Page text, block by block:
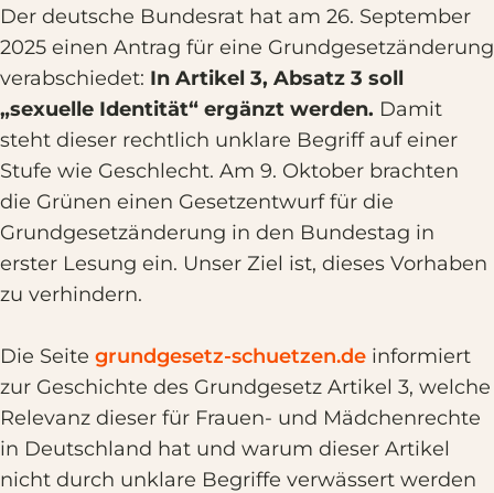
Der deutsche Bundesrat hat am 26. September
2025 einen Antrag für eine Grundgesetzänderung
verabschiedet: In Artikel 3, Absatz 3 soll
„sexuelle Identität“ ergänzt werden. Damit
steht dieser rechtlich unklare Begriff auf einer
Stufe wie Geschlecht. Am 9. Oktober brachten
die Grünen einen Gesetzentwurf für die
Grundgesetzänderung in den Bundestag in
erster Lesung ein. Unser Ziel ist, dieses Vorhaben
zu verhindern.
Die Seite grundgesetz-schuetzen.de informiert
zur Geschichte des Grundgesetz Artikel 3, welche
Relevanz dieser für Frauen- und Mädchenrechte
in Deutschland hat und warum dieser Artikel
nicht durch unklare Begriffe verwässert werden